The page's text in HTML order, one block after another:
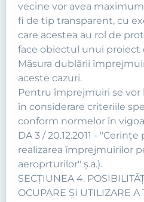
vecine vor avea
fi de tip transparent, cu
care acestea au rol de
face obiectul unui proiect
Măsura dublării
aceste cazuri.
Pentru împrejmuiri se
în considerare criteriile
conform normelor în
DA 3 / 20.12.2011 -
realizarea împrejmuirilor
aeroprturilor" ş.a.).
SECŢIUNEA 4.
OCUPARE ŞI UTILIZARE A